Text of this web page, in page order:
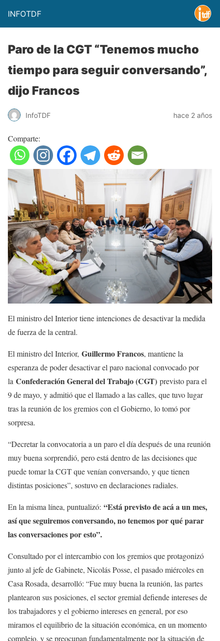
INFOTDF
Paro de la CGT “Tenemos mucho
tiempo para seguir conversando”,
dijo Francos
InfoTDF hace 2 años
Comparte:
El ministro del Interior tiene intenciones de desactivar la medida
de fuerza de la central.
El ministro del Interior, Guillermo Francos, mantiene la
esperanza de poder desactivar el paro nacional convocado por
la Confederación General del Trabajo (CGT) previsto para el
9 de mayo, y admitió que el llamado a las calles, que tuvo lugar
tras la reunión de los gremios con el Gobierno, lo tomó por
sorpresa.
“Decretar la convocatoria a un paro el día después de una reunión
muy buena sorprendió, pero está dentro de las decisiones que
puede tomar la CGT que venían conversando, y que tienen
distintas posiciones”, sostuvo en declaraciones radiales.
En la misma línea, puntualizó: “Está previsto de acá a un mes,
así que seguiremos conversando, no tenemos por qué parar
las conversaciones por esto”.
Consultado por el intercambio con los gremios que protagonizó
junto al jefe de Gabinete, Nicolás Posse, el pasado miércoles en
Casa Rosada, desarrolló: “Fue muy buena la reunión, las partes
plantearon sus posiciones, el sector gremial defiende intereses de
los trabajadores y el gobierno intereses en general, por eso
miramos el equilibrio de la situación económica, en un momento
complejo, y se preocupan fundamentalmente por la situación de